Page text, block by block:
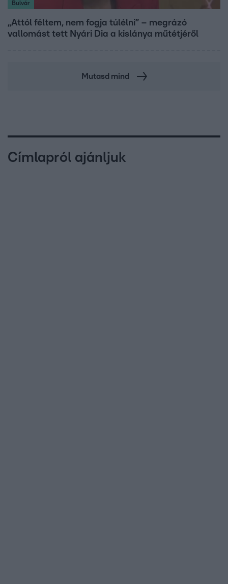
Bulvár
„Attól féltem, nem fogja túlélni” – megrázó
vallomást tett Nyári Dia a kislánya műtétjéről
Mutasd mind
Címlapról ajánljuk